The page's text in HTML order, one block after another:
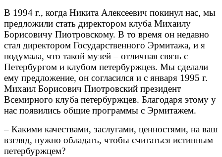
В 1994 г., когда Никита Алексеевич покинул нас, мы
предложили стать директором клуба Михаилу
Борисовичу Пиотровскому. В то время он недавно
стал директором Государственного Эрмитажа, и я
подумала, что такой музей – отличная связь с
Петербургом и клубом петербуржцев. Мы сделали
ему предложение, он согласился и с января 1995 г.
Михаил Борисович Пиотровский президент
Всемирного клуба петербуржцев. Благодаря этому у
нас появились общие программы с Эрмитажем.
– Какими качествами, заслугами, ценностями, на ваш
взгляд, нужно обладать, чтобы считаться истинным
петербуржцем?